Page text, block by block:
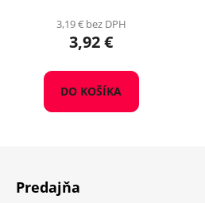
3,19 € bez DPH
3,92 €
DO KOŠÍKA
Predajňa